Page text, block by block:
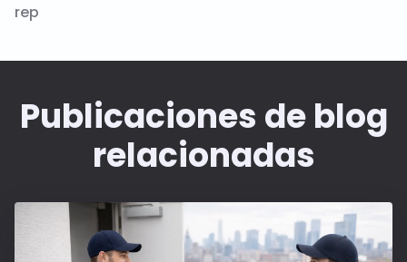
rep
Publicaciones de blog
relacionadas